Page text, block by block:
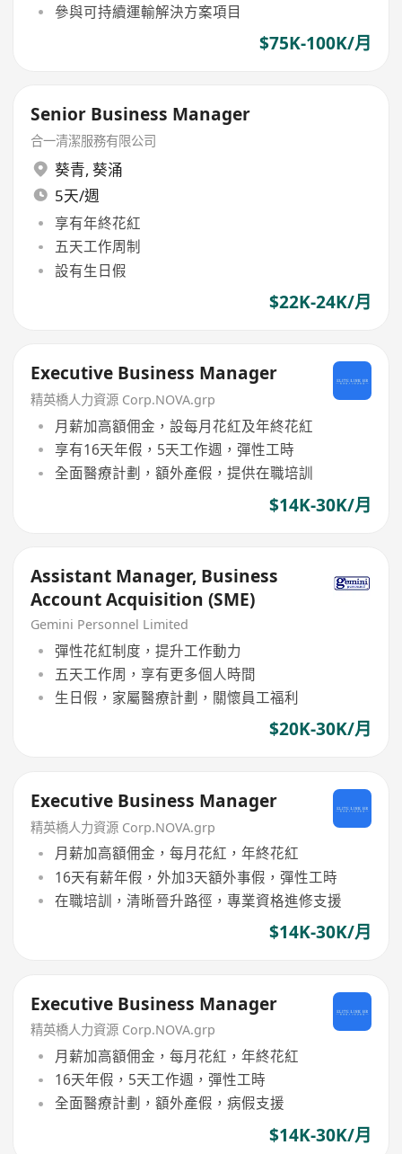
參與可持續運輸解決方案項目
$75K-100K/月
Senior Business Manager
合一清潔服務有限公司
葵青, 葵涌
5天/週
享有年終花紅
五天工作周制
設有生日假
$22K-24K/月
Executive Business Manager
精英橋人力資源 Corp.NOVA.grp
月薪加高額佣金，設每月花紅及年終花紅
享有16天年假，5天工作週，彈性工時
全面醫療計劃，額外產假，提供在職培訓
$14K-30K/月
Assistant Manager, Business
Account Acquisition (SME)
Gemini Personnel Limited
彈性花紅制度，提升工作動力
五天工作周，享有更多個人時間
生日假，家屬醫療計劃，關懷員工福利
$20K-30K/月
Executive Business Manager
精英橋人力資源 Corp.NOVA.grp
月薪加高額佣金，每月花紅，年終花紅
16天有薪年假，外加3天額外事假，彈性工時
在職培訓，清晰晉升路徑，專業資格進修支援
$14K-30K/月
Executive Business Manager
精英橋人力資源 Corp.NOVA.grp
月薪加高額佣金，每月花紅，年終花紅
16天年假，5天工作週，彈性工時
全面醫療計劃，額外產假，病假支援
$14K-30K/月